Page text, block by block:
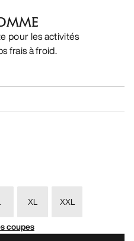
pour les activités
frais à froid.
XL
XXL
coupes